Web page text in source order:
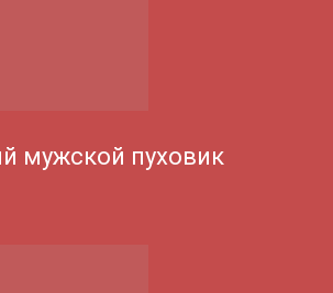
мужской пуховик